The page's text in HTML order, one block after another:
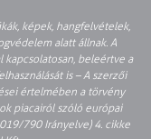
képek, hangfelvételek,
alatt állnak. A
beleértve a
is – A szerzői
értelmében a törvény
piacairól szóló európai
790 Irányelve) 4. cikke